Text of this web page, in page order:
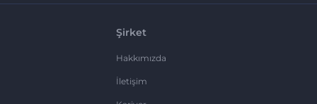
Şirket
Hakkımızda
İletişim